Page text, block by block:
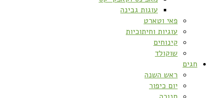
עוגות גבינה
פאי וטארט
עוגיות וחיתוכיות
קינוחים
שוקולד
חגים
ראש השנה
יום כיפור